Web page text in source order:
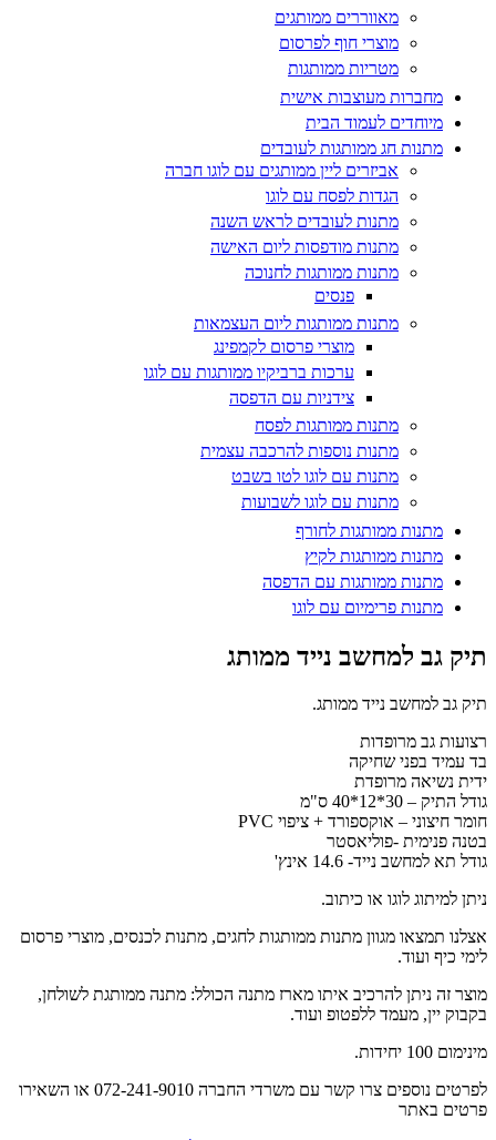
מאווררים ממותגים
מוצרי חוף לפרסום
מטריות ממותגות
מחברות מעוצבות אישית
מיוחדים לעמוד הבית
מתנות חג ממותגות לעובדים
אביזרים ליין ממותגים עם לוגו חברה
הגדות לפסח עם לוגו
מתנות לעובדים לראש השנה
מתנות מודפסות ליום האישה
מתנות ממותגות לחנוכה
פנסים
מתנות ממותגות ליום העצמאות
מוצרי פרסום לקמפינג
ערכות ברביקיו ממותגות עם לוגו
צידניות עם הדפסה
מתנות ממותגות לפסח
מתנות נוספות להרכבה עצמית
מתנות עם לוגו לטו בשבט
מתנות עם לוגו לשבועות
מתנות ממותגות לחורף
מתנות ממותגות לקיץ
מתנות ממותגות עם הדפסה
מתנות פרימיום עם לוגו
תיק גב למחשב נייד ממותג
תיק גב למחשב נייד ממותג.
רצועות גב מרופדות
בד עמיד בפני שחיקה
ידית נשיאה מרופדת
גודל התיק – 30*12*40 ס"מ
חומר חיצוני – אוקספורד + ציפוי PVC
בטנה פנימית -פוליאסטר
גודל תא למחשב נייד- 14.6 אינץ'
ניתן למיתוג לוגו או כיתוב.
אצלנו תמצאו מגוון מתנות ממותגות לחגים, מתנות לכנסים, מוצרי פרסום
לימי כיף ועוד.
מוצר זה ניתן להרכיב איתו מארז מתנה הכולל: מתנה ממותגת לשולחן,
בקבוק יין, מעמד ללפטופ ועוד.
מינימום 100 יחידות.
לפרטים נוספים צרו קשר עם משרדי החברה 072-241-9010 או השאירו
פרטים באתר